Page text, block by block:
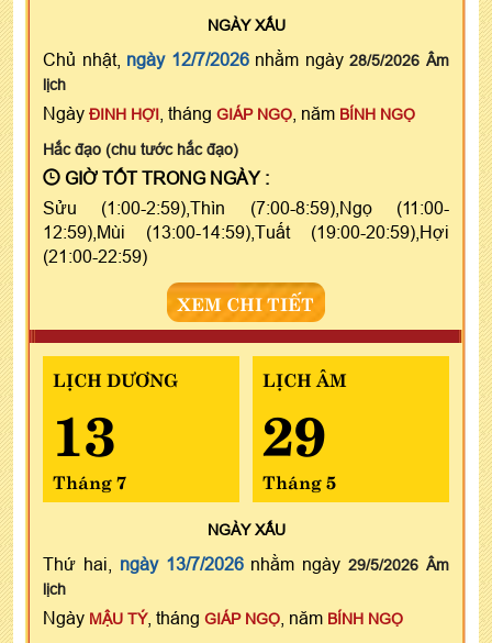
NGÀYXẤU
Chủ nhật, ngày 12/7/2026nhằm ngày28/5/2026 Âm
lịch
Ngày ĐINH HỢI , tháng GIÁP NGỌ , năm BÍNH NGỌ
Hắc đạo (chu tước hắc đạo)
GIỜ TỐT TRONG NGÀY :
Sửu (1:00-2:59),Thìn (7:00-8:59),Ngọ (11:00-
12:59),Mùi (13:00-14:59),Tuất (19:00-20:59),Hợi
(21:00-22:59)
XEM CHI TIẾT
LỊCH DƯƠNG
13
Tháng 7
LỊCH ÂM
29
Tháng 5
NGÀYXẤU
Thứ hai, ngày 13/7/2026nhằm ngày29/5/2026 Âm
lịch
Ngày MẬU TÝ, tháng GIÁP NGỌ , năm BÍNH NGỌ